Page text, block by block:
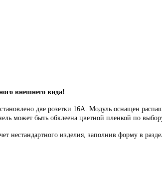
внешнего вида!
две розетки 16А. Модуль оснащен
может быть обклеена цветной пленкой по
нестандартного изделия, заполнив форму в